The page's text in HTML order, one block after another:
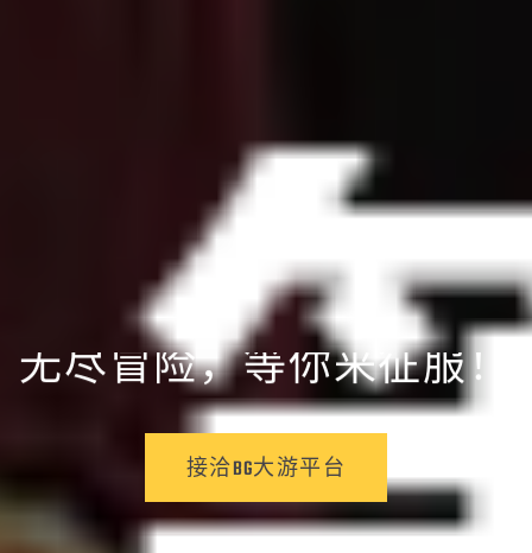
戏中成就不可能！”
无尽冒险，等你来征服！
接洽BG大游平台